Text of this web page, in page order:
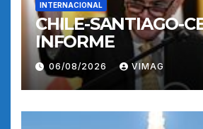
INTERNACIONAL
CHILE-SANTIAGO-
INFORME
06/08/2026 VIMAG